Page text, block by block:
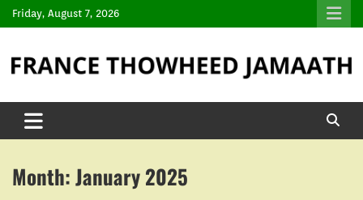
Friday, August 7, 2026
Month:January 2025